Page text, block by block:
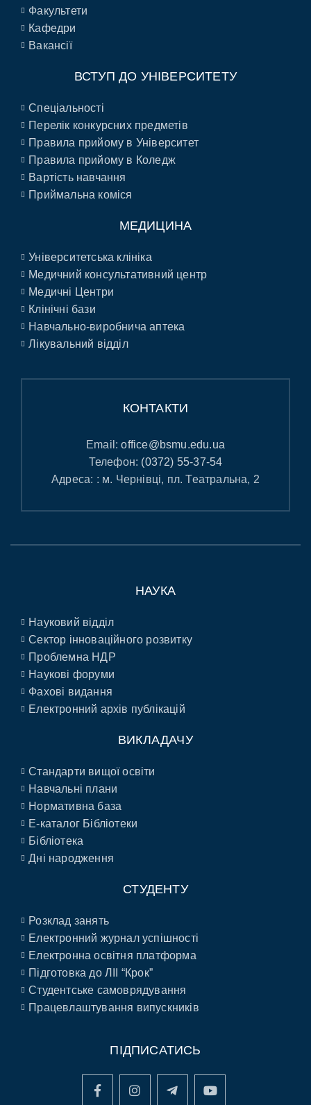
Факультети
Кафедри
Вакансії
ВСТУП ДО УНІВЕРСИТЕТУ
Спеціальності
Перелік конкурсних предметів
Правила прийому в Університет
Правила прийому в Коледж
Вартість навчання
Приймальна коміся
МЕДИЦИНА
Університетська клініка
Медичний консультативний центр
Медичні Центри
Клінічні бази
Навчально-виробнича аптека
Лікувальний відділ
КОНТАКТИ
Email:office@bsmu.edu.ua
Телефон: (0372) 55-37-54
Адреса: : м. Чернівці, пл. Театральна, 2
НАУКА
Науковий відділ
Сектор інноваційного розвитку
Проблемна НДР
Наукові форуми
Фахові видання
Електронний архів публікацій
ВИКЛАДАЧУ
Стандарти вищої освіти
Навчальні плани
Нормативна база
E-каталог Бібліотеки
Бібліотека
Дні народження
СТУДЕНТУ
Розклад занять
Електронний журнал успішності
Електронна освітня платформа
Підготовка до ЛІІ “Крок”
Студентське самоврядування
Працевлаштування випускників
ПІДПИСАТИСЬ